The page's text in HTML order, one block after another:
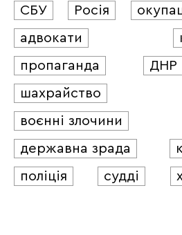
СБУ
Росія
адвокати
пропаганда
ДНР
шахрайство
воєнні злочини
державна зрада
поліція
судді